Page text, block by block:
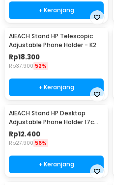
+ Keranjang
AIEACH Stand HP Telescopic
Adjustable Phone Holder - K2
Rp18.300
Rp37.900 52%
+ Keranjang
AIEACH Stand HP Desktop
Adjustable Phone Holder 17cm
- K2
Rp12.400
Rp27.900 56%
+ Keranjang